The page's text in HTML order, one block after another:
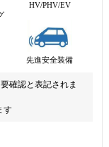
HV/PHV/EV
先進安全装備
確認と表記されま
す